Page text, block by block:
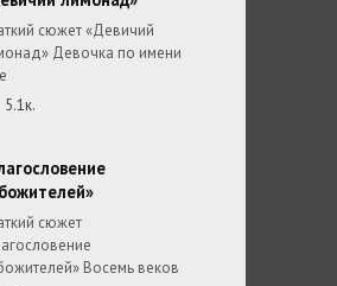
сюжет «Девичий
Девочка по имени
5.1к.
сюжет
Восемь веков